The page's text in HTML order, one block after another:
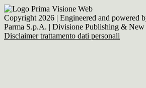
Copyright 2026 | Engineered and powered
Parma S.p.A. | Divisione Publishing &
Disclaimer trattamento dati personali